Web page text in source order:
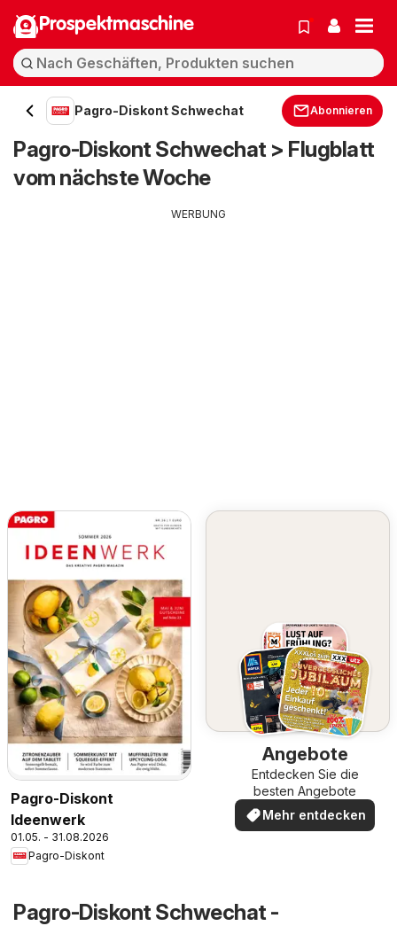
Prospektmaschine
Pagro-Diskont Schwechat Abonnieren
Pagro-Diskont Schwechat > Flugblatt
vom nächste Woche
WERBUNG
Pagro-Diskont
Ideenwerk
01.05. - 31.08.2026
Pagro-Diskont
Angebote
Entdecken Sie die
besten Angebote
Mehr entdecken
Pagro-Diskont Schwechat -